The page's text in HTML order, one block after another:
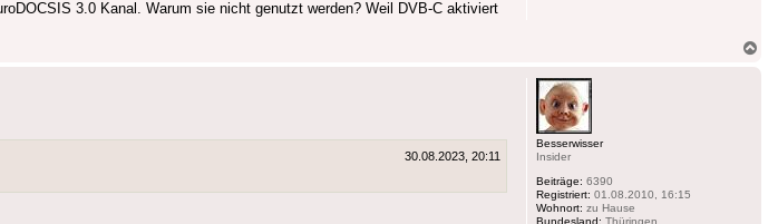
3.0 Kanal. Warum sie nicht genutzt werden? Weil DVB-C aktiviert
Besserwisser
Insider
Beiträge: 6390
Registriert: 01.08.2010, 16:15
Wohnort: zu Hause
Bundesland: Thüringen
30.08.2023, 20:11